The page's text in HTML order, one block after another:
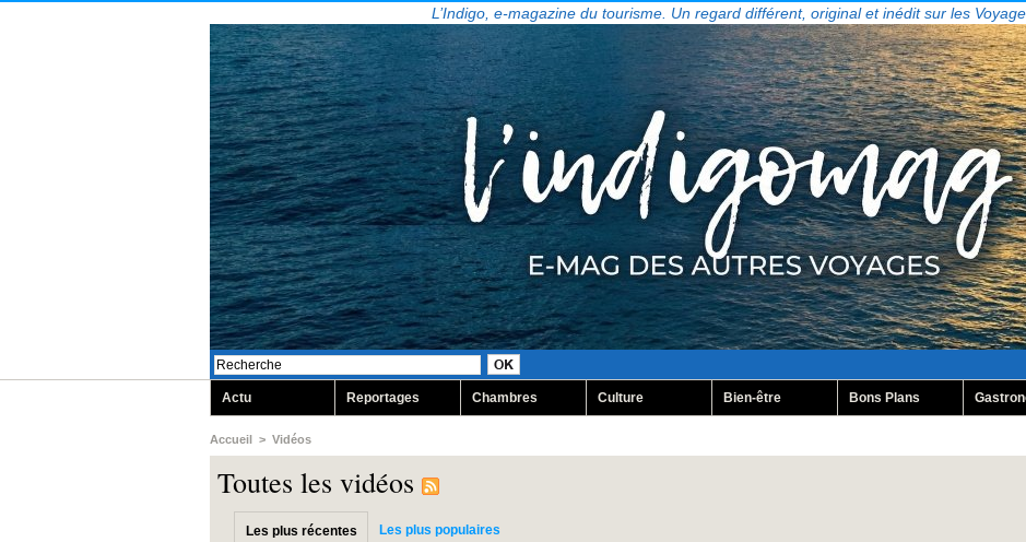
L’Indigo, e-magazine du tourisme. Un regard différent, original et inédit sur les
Actu Reportages Chambres Culture Bien-être Bons Plans
Accueil > Vidéos
Toutes les vidéos
Les plus récentes Les plus populaires